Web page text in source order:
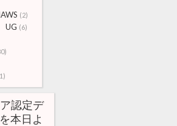
(2)
UG (6)
認定デ
本日よ